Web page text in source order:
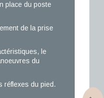
place du poste
de la prise
le
du
réflexes du pied.